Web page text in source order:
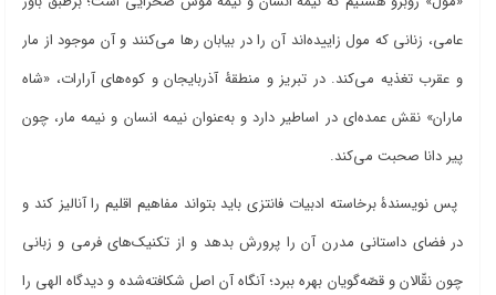
عامی، زنانی که مول زاییدهاند آن را در بیابان رها میکنند و آن موجود از مار
و عقرب تغذیه میکند. در تبریز و منطقۀ آذربایجان و کوههای آرارات، «شاه
ماران» نقش عمدهای در اساطیر دارد و بهعنوان نیمه انسان و نیمه مار، چون
پیر دانا صحبت میکند.
پس نویسندۀ برخاسته ادبیات فانتزی باید بتواند مفاهیم اقلیم را آنالیز کند و
در فضای داستانی مدرن آن را پرورش بدهد و از تکنیکهای فرمی و زبانی
چون نقّالان و قصّهگویان بهره ببرد؛ آنگاه آن اصل شکافتهشده و دیدگاه الهی را